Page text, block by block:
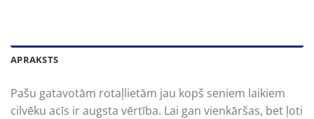
APRAKSTS
Pašu gatavotām rotaļlietām jau kopš seniem laikiem
cilvēku acīs ir augsta vērtība. Lai gan vienkāršas, bet ļoti